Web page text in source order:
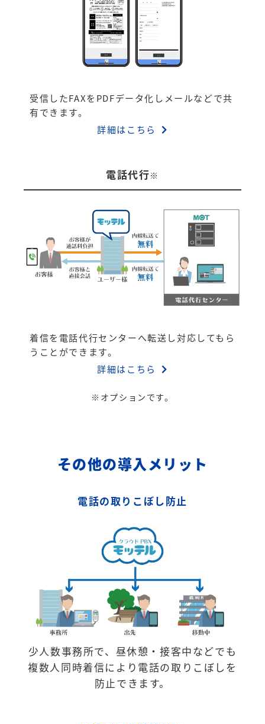
受信したFAXをPDFデータ化しメールなどで共
有できます。
詳細はこちら
電話代行※
着信を電話代行センターへ転送し対応してもら
うことができます。
詳細はこちら
※オプションです。
その他の導入メリット
電話の取りこぼし防止
少人数事務所で、昼休憩・接客中などでも
複数人同時着信により電話の取りこぼしを
防止できます。